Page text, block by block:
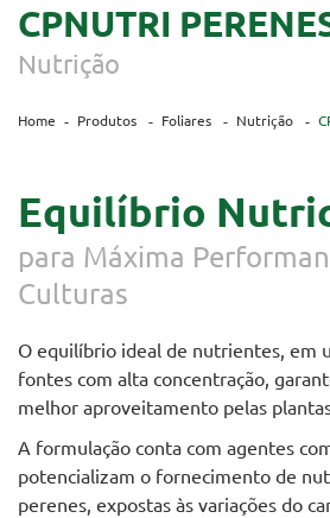
CPNUTRI
Nutrição
Home Produtos Foliares Nutrição
Equilíbrio
para Máxima
Culturas
O equilíbrio ideal de nutrientes, em
fontes com alta concentração,
melhor aproveitamento pelas
A formulação conta com agentes
potencializam o fornecimento de
perenes, expostas às variações do